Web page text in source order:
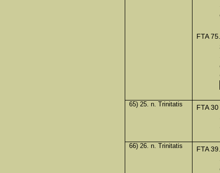
FTA 75.
65) 25. n. Trinitatis
FTA 30
66) 26. n. Trinitatis
FTA 39.